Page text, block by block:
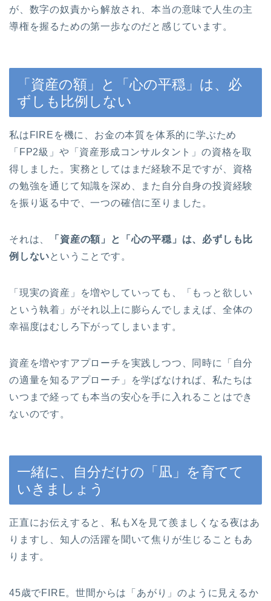
が、数字の奴責から解放され、本当の意味で人生の主
導権を握るための第一歩なのだと感じています。
「資産の額」と「心の平穏」は、必
ずしも比例しない
私はFIREを機に、お金の本質を体系的に学ぶため
「FP2級」や「資産形成コンサルタント」の資格を取
得しました。実務としてはまだ経験不足ですが、資格
の勉強を通じて知識を深め、また自分自身の投資経験
を振り返る中で、一つの確信に至りました。
それは、
「資産の額」と「心の平穏」は、必ずしも比
例しないということです。
「現実の資産」を増やしていっても、「もっと欲しい
という執着」がそれ以上に膨らんでしまえば、全体の
幸福度はむしろ下がってしまいます。
資産を増やすアプローチを実践しつつ、同時に「自分
の適量を知るアプローチ」を学ばなければ、私たちは
いつまで経っても本当の安心を手に入れることはでき
ないのです。
一緒に、自分だけの「凪」を育てて
いきましょう
正直にお伝えすると、私もXを見て羨ましくなる夜はあ
りますし、知人の活躍を聞いて焦りが生じることもあ
ります。
45歳でFIRE。世間からは「あがり」のように見えるか